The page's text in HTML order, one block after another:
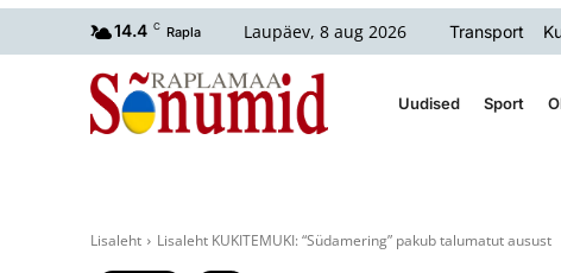
14.4 C Rapla Laupäev, 8 aug 2026 Transport
Uudised Sport
Lisaleht Lisaleht KUKITEMUKI: “Südamering” pakub talumatut ausust